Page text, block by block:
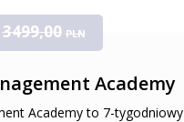
Academy
Academy to 7-tygodniowy
3499,00 PLN